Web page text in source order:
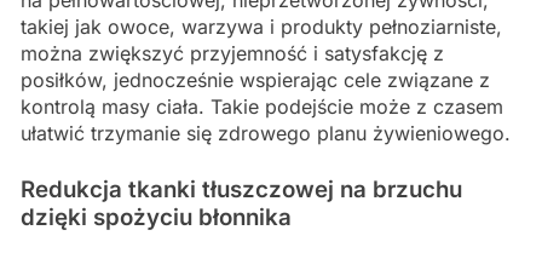
takiej jak owoce, warzywa i produkty pełnoziarniste,
można zwiększyć przyjemność i satysfakcję z
posiłków, jednocześnie wspierając cele związane z
kontrolą masy ciała. Takie podejście może z czasem
ułatwić trzymanie się zdrowego planu żywieniowego.
Redukcja tkanki tłuszczowej na brzuchu
dzięki spożyciu błonnika